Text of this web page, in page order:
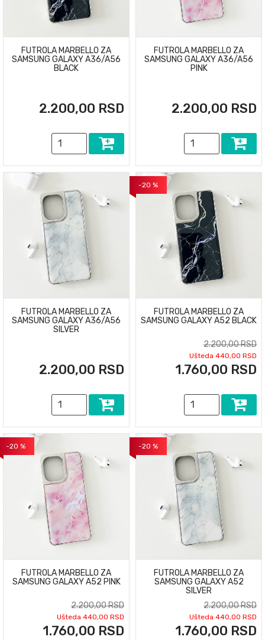
FUTROLA MARBELLO ZA
SAMSUNG GALAXY A36/A56
BLACK
2.200,00 RSD
FUTROLA MARBELLO ZA
SAMSUNG GALAXY A36/A56
PINK
2.200,00 RSD
FUTROLA MARBELLO ZA
SAMSUNG GALAXY A36/A56
SILVER
2.200,00 RSD
-20 %
FUTROLA MARBELLO ZA
SAMSUNG GALAXY A52 BLACK
2.200,00 RSD
Ušteda 440,00 RSD
1.760,00 RSD
-20 %
FUTROLA MARBELLO ZA
SAMSUNG GALAXY A52 PINK
2.200,00 RSD
Ušteda 440,00 RSD
1.760,00 RSD
-20 %
FUTROLA MARBELLO ZA
SAMSUNG GALAXY A52
SILVER
2.200,00 RSD
Ušteda 440,00 RSD
1.760,00 RSD